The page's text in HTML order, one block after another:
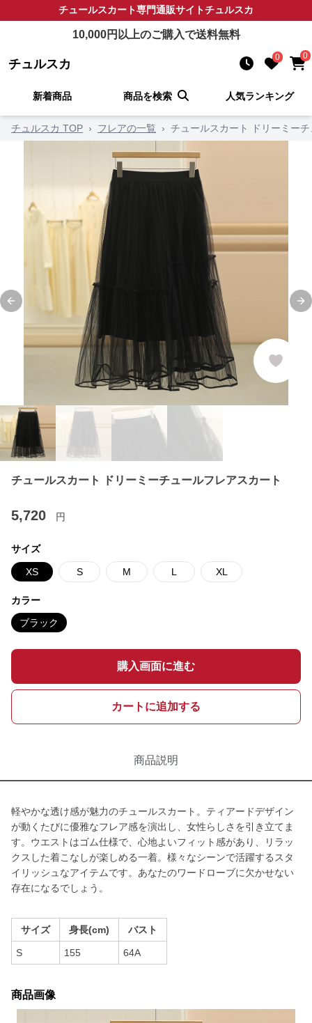
チュールスカート専門通販サイトチュルスカ
10,000円以上のご購入で送料無料
チュルスカ 0 0
新着商品 商品を検索 人気ランキング
チュルスカ TOP › フレアの一覧 › チュールスカート ドリーミー
Previous slide
チュールスカート ドリーミーチュールフレアスカート
5,720 円
サイズ
XS S M L XL
カラー
ブラック
購入画面に進む
カートに追加する
商品説明
軽やかな透け感が魅力のチュールスカート。ティアードデザイン
が動くたびに優雅なフレア感を演出し、女性らしさを引き立てま
す。ウエストはゴム仕様で、心地よいフィット感があり、リラッ
クスした着こなしが楽しめる一着。様々なシーンで活躍するスタ
イリッシュなアイテムです。あなたのワードローブに欠かせない
存在になるでしょう。
サイズ 身長(cm) バスト
S 155 64A
商品画像